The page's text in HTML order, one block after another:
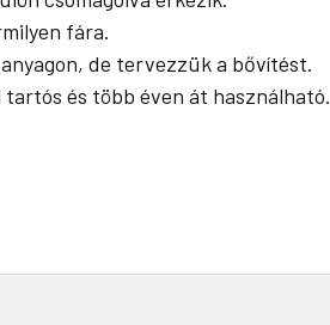
fára.
de tervezzük a bővítést.
és több éven át használható.